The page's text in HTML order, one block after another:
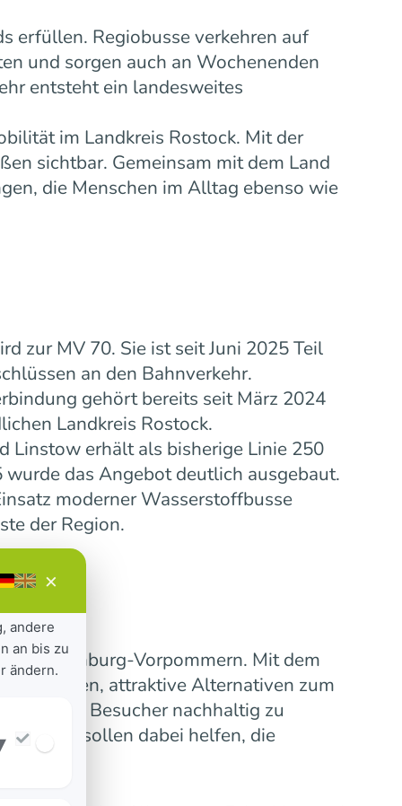
erfüllen. Regiobusse verkehren auf
und sorgen auch an Wochenenden
entsteht ein landesweites
im Landkreis Rostock. Mit der
sichtbar. Gemeinsam mit dem Land
die Menschen im Alltag ebenso wie
zur MV 70. Sie ist seit Juni 2025 Teil
an den Bahnverkehr.
gehört bereits seit März 2024
Landkreis Rostock.
Linstow erhält als bisherige Linie 250
das Angebot deutlich ausgebaut.
moderner Wasserstoffbusse
der Region.
Mecklenburg-Vorpommern. Mit dem
verbinden, attraktive Alternativen zum
und Besucher nachhaltig zu
sollen dabei helfen, die
×
andere
an bis zu
ändern.